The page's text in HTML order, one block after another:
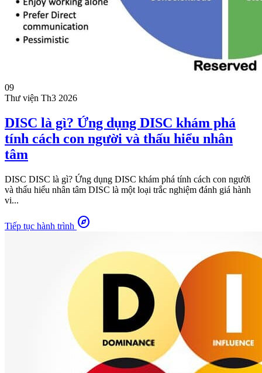
09
Thư viện Th3 2026
DISC là gì? Ứng dụng DISC khám phá
tính cách con người và thấu hiểu nhân
tâm
DISC DISC là gì? Ứng dụng DISC khám phá tính cách con người
và thấu hiểu nhân tâm DISC là một loại trắc nghiệm đánh giá hành
vi...
Tiếp tục hành trình explore